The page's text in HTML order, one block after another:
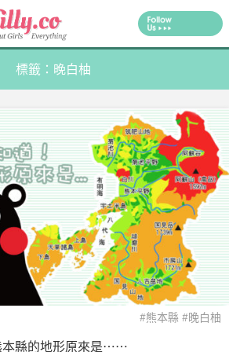
標籤：晚白柚
#熊本縣 #晚白柚
本縣的地形原來是⋯⋯